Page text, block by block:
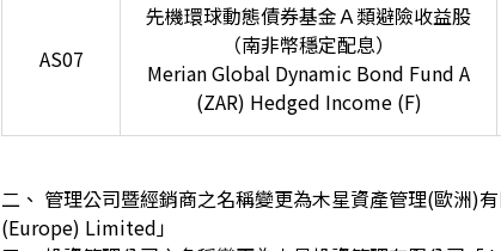
AS07
先機環球動態債券基金Ａ類避險收益股
（南非幣穩定配息）
Merian Global Dynamic Bond Fund A
(ZAR) Hedged Income (F)
二、 管理公司暨經銷商之名稱變更為木星資產管理(歐洲)
(Europe) Limited」